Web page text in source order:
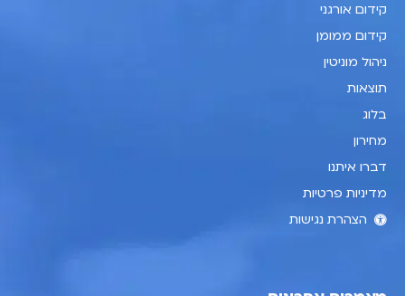
קידום אורגני
קידום ממומן
ניהול מוניטין
תוצאות
בלוג
מחירון
דברו איתנו
מדיניות פרטיות
הצהרת נגישות